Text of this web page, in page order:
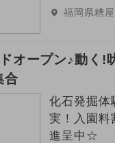
福岡県糟
オープン♪動く!
合
化石発掘体
実！入園料
進呈中☆